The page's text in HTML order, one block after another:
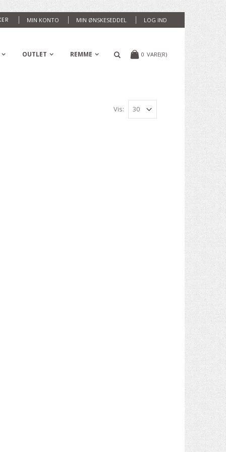
MIN KONTO MIN ØNSKESEDDEL LOG IND
0 VARE(R)
OUTLET REMME
Vis: